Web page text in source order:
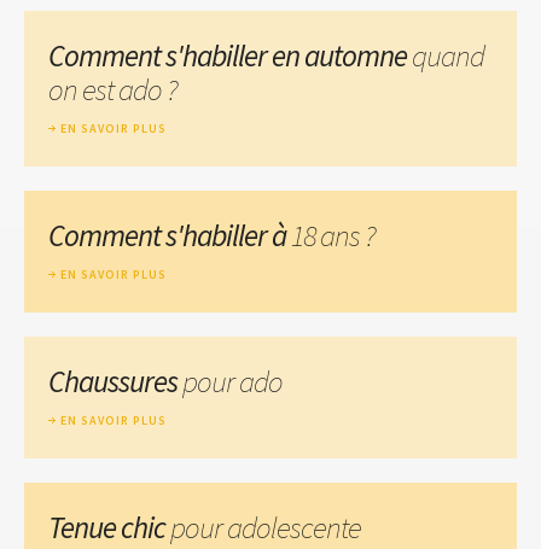
Comment s'habiller en automnequand
on est ado ?
EN SAVOIR PLUS
Comment s'habiller à18 ans ?
EN SAVOIR PLUS
Chaussurespour ado
EN SAVOIR PLUS
Tenue chicpour adolescente